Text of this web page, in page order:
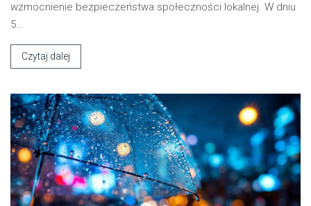
wzmocnienie bezpieczeństwa społeczności lokalnej. W dniu
5…
Czytaj dalej